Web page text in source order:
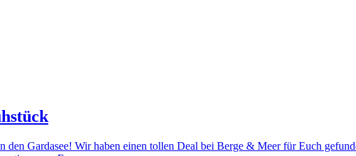
Gardasee! Wir haben einen tollen Deal bei Berge & Meer für Euch